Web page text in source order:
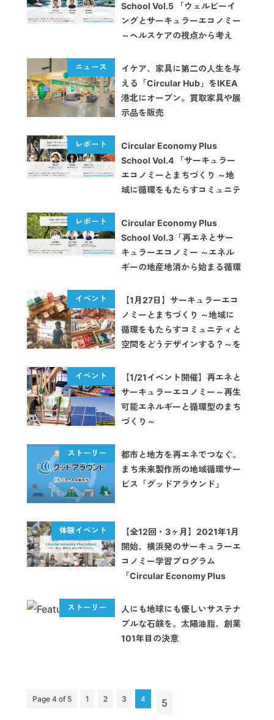
School Vol.5 「ウェルビーイ
ングとサーキュラーエコノミー
～ヘルスケアの視点から考え
とは～」【イベントレポート】
イケア、家具に第二の人生を与
える「Circular Hub」をIKEA
港北にオープン。買取家具や展
示品を販売
Circular Economy Plus
School Vol.4 「サーキュラー
エコノミーとまちづくり ～地
域に循環をもたらすコミュニテ
～」【イベントレポート】
Circular Economy Plus
School Vol.3「再エネとサー
キュラーエコノミー ～エネル
ギーの地産地消から始まる循環
レポート】
【1月27日】サーキュラーエコ
ノミーとまちづくり ～地域に
循環をもたらすコミュニティと
空間をどうデザインする？～を
【1/21イベント開催】再エネと
サーキュラーエコノミー～再生
可能エネルギーと循環型のまち
づくり～
都市と地方を再エネでつなぐ。
まち未来製作所の地域循環サー
ビス「グッドアラウンド」
【全12回・3ヶ月】2021年1月
開始、横浜発のサーキュラーエ
コノミー学習プログラム
「Circular Economy Plus
人にも地球にも優しいサステナ
ブルな石鹸を。太陽油脂、創業
101年目の決意
Page 4 of 5 1 2 3 4 5